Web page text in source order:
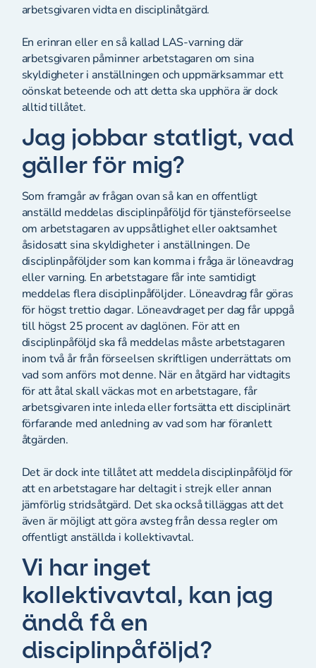
arbetsgivaren vidta en disciplinåtgärd.
En erinran eller en så kallad LAS-varning där
arbetsgivaren påminner arbetstagaren om sina
skyldigheter i anställningen och uppmärksammar ett
oönskat beteende och att detta ska upphöra är dock
alltid tillåtet.
Jag jobbar statligt, vad
gäller för mig?
Som framgår av frågan ovan så kan en offentligt
anställd meddelas disciplinpåföljd för tjänsteförseelse
om arbetstagaren av uppsåtlighet eller oaktsamhet
åsidosatt sina skyldigheter i anställningen. De
disciplinpåföljder som kan komma i fråga är löneavdrag
eller varning. En arbetstagare får inte samtidigt
meddelas flera disciplinpåföljder. Löneavdrag får göras
för högst trettio dagar. Löneavdraget per dag får uppgå
till högst 25 procent av daglönen. För att en
disciplinpåföljd ska få meddelas måste arbetstagaren
inom två år från förseelsen skriftligen underrättats om
vad som anförs mot denne. När en åtgärd har vidtagits
för att åtal skall väckas mot en arbetstagare, får
arbetsgivaren inte inleda eller fortsätta ett disciplinärt
förfarande med anledning av vad som har föranlett
åtgärden.
Det är dock inte tillåtet att meddela disciplinpåföljd för
att en arbetstagare har deltagit i strejk eller annan
jämförlig stridsåtgärd. Det ska också tilläggas att det
även är möjligt att göra avsteg från dessa regler om
offentligt anställda i kollektivavtal.
Vi har inget
kollektivavtal, kan jag
ändå få en
disciplinpåföljd?